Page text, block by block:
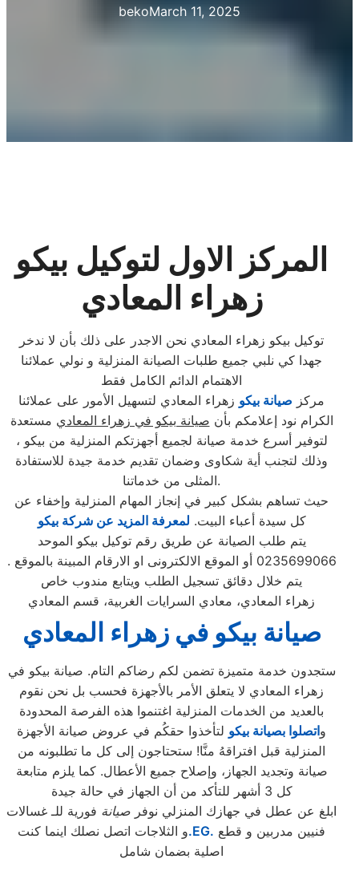
bekoMarch 11, 2025
المركز الاول لتوكيل بيكو
زهراء المعادي
توكيل بيكو زهراء المعادي نحن الاجدر على ذلك بأن لا ندخر
جهدا كي نلبي جميع طلبات الصيانة المنزلية و نولي عملائنا
الاهتمام الدائم الكامل فقط
مركز صيانة بيكو زهراء المعادي لتسهيل الأمور على عملائنا
الكرام نود إعلامكم بأن صيانة بيكو في زهراء المعادي مستعدة
لتوفير أسرع خدمة صيانة لجميع أجهزتكم المنزلية من بيكو ،
وذلك لتجنب أية شكاوى وضمان تقديم خدمة جيدة للاستفادة
المثلى من خدماتنا.
حيث تساهم بشكل كبير في إنجاز المهام المنزلية وإخفاء عن
كل سيدة أعباء البيت. لمعرفة المزيد عن شركة بيكو
يتم طلب الصيانة عن طريق رقم توكيل بيكو الموحد
0235699066 أو الموقع الالكترونى او الارقام المبينة بالموقع .
يتم خلال دقائق تسجيل الطلب ويتابع مندوب خاص
زهراء المعادي، معادي السرايات الغربية، قسم المعادي
صيانة بيكو في زهراء المعادي
ستجدون خدمة متميزة تضمن لكم رضاكم التام. صيانة بيكو في
زهراء المعادي لا يتعلق الأمر بالأجهزة فحسب بل نحن نقوم
بالعديد من الخدمات المنزلية اغتنموا هذه الفرصة المحدودة
واتصلوا بصيانة بيكو لتأخذوا حقكُم في عروض صيانة الأجهزة
المنزلية قبل افتراقهُ منَّا! ستحتاجون إلى كل ما تطلبونه من
صيانة وتجديد الجهاز، وإصلاح جميع الأعطال. كما يلزم متابعة
كل 3 أشهر للتأكد من أن الجهاز في حالة جيدة
ابلغ عن عطل في جهازك المنزلي نوفر صيانة فورية للـ غسالات
و الثلاجات اتصل نصلك اينما كنت.EG.
اصلية بضمان شامل